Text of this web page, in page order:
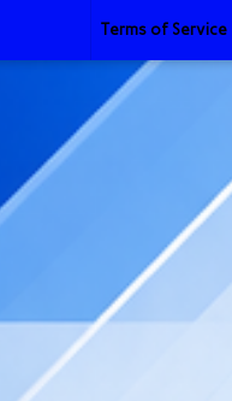
Terms of Service